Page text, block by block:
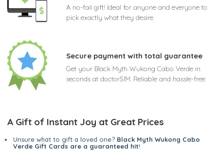
A no-fail gift! Ideal for anyone and everyone to
pick exactly what they desire
Secure payment with total guarantee
Get your Black Myth Wukong Cabo Verde in
seconds at doctorSIM. Reliable and hassle-free
A Gift of Instant Joy at Great Prices
Unsure what to gift a loved one? Black Myth Wukong Cabo
Verde Gift Cards are a guaranteed hit!